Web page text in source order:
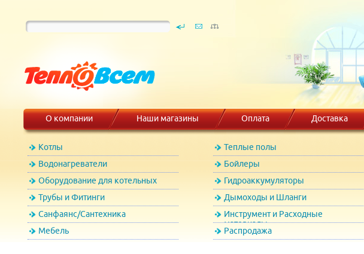
О компании Наши магазины Оплата Доставка
Котлы Теплые полы
Водонагреватели
Бойлеры
Оборудование для котельных
Гидроаккумуляторы
Трубы и Фитинги
Дымоходы и Шланги
Санфаянс/Сантехника
Инструмент и Расходные
материалы
Мебель
Распродажа